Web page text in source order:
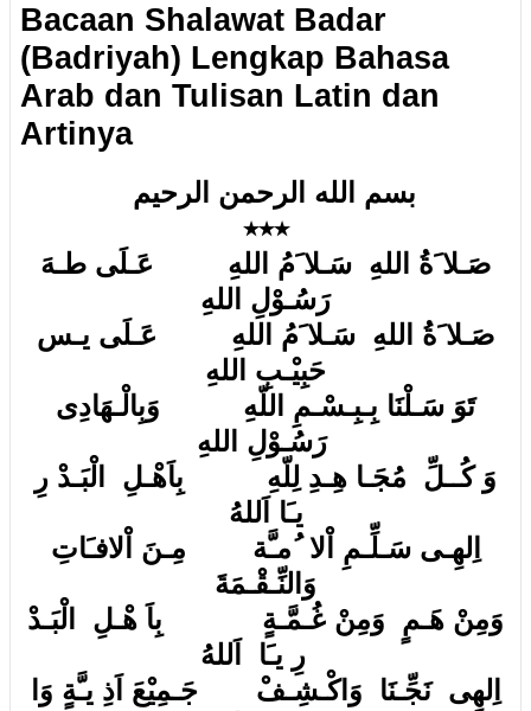
Bacaan Shalawat Badar
(Badriyah) Lengkap Bahasa
Arab dan Tulisan Latin dan
Artinya
بسم الله الرحمن الرحيم
٭٭٭
صَـلا َةُ اللهِ سَـلا َمُ اللهِ عَـلَى طـهَ
رَسُـوْلِ اللهِ
صَـلا َةُ اللهِ سَـلا َمُ اللهِ عَـلَى يـس
حَبِيْـبِ اللهِ
تَوَ سَـلْنَا بِـبِـسْـمِ اللّهِ وَبِالْـهَادِى
رَسُـوْلِ اللهِ
وَ كُــلِّ مُجَـا هِـدِ لِلّهِ بِاَهْـلِ الْبَـدْ رِ
يـَا اَللهُ
اِلهِـى سَـلِّـمِ اْلا ُمـَّة مِـنَ اْلافـَاتِ
وَالنِّـقْـمَةَ
وَمِنْ هَـمٍ وَمِنْ غُـمَّـةٍ بِاَ هْـلِ الْبَـدْ
اِلهِى نَجِّـنَا وَاكْـشِـفْ جَـمِيْعَ اَذِ يـَّةٍ وَا